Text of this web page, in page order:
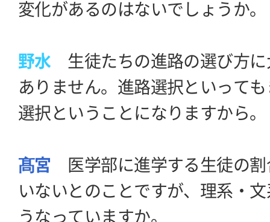
変化があるのはないでしょうか。
野水 生徒たちの進路の選び方に
ありません。進路選択といって
選択ということになりますから。
髙宮 医学部に進学する生徒の割
いないとのことですが、理系・
うなっていますか。